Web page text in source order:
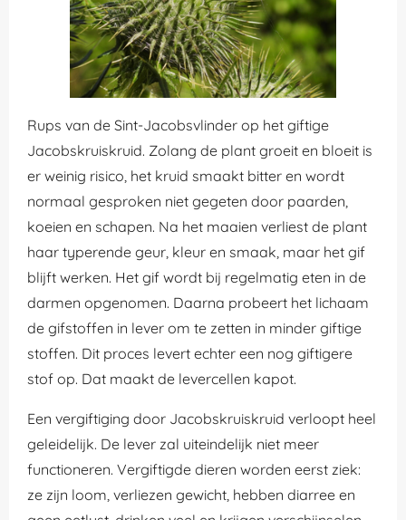
Rups van de Sint-Jacobsvlinder op het giftige
Jacobskruiskruid. Zolang de plant groeit en bloeit is
er weinig risico, het kruid smaakt bitter en wordt
normaal gesproken niet gegeten door paarden,
koeien en schapen. Na het maaien verliest de plant
haar typerende geur, kleur en smaak, maar het gif
blijft werken. Het gif wordt bij regelmatig eten in de
darmen opgenomen. Daarna probeert het lichaam
de gifstoffen in lever om te zetten in minder giftige
stoffen. Dit proces levert echter een nog giftigere
stof op. Dat maakt de levercellen kapot.
Een vergiftiging door Jacobskruiskruid verloopt heel
geleidelijk. De lever zal uiteindelijk niet meer
functioneren. Vergiftigde dieren worden eerst ziek:
ze zijn loom, verliezen gewicht, hebben diarree en